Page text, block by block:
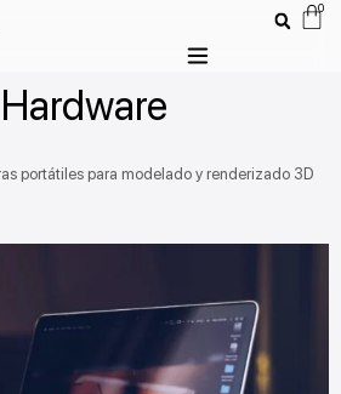
0
Hardware
portátiles para modelado y renderizado 3D